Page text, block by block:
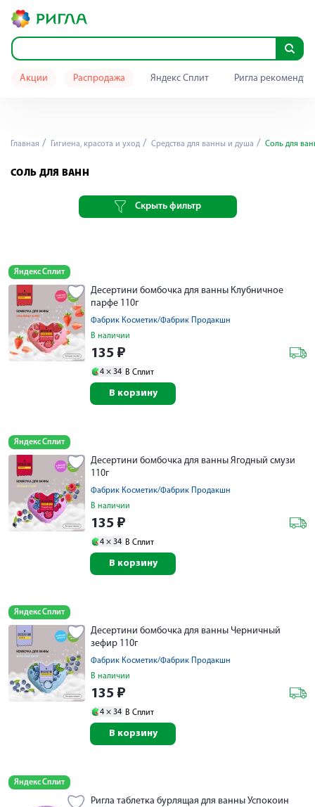
Акции Распродажа Яндекс Сплит Ригла
Главная Гигиена, красота и уход Средства для ванны и душа Соль для
СОЛЬ ДЛЯ ВАНН
Скрыть фильтр
Яндекс Сплит
Десертини бомбочка для ванны Клубничное
парфе 110г
Фабрик Косметик/Фабрик Продакшн
В наличии
135 ₽
4 × 34 В Сплит
В корзину
Яндекс Сплит
Десертини бомбочка для ванны Ягодный смузи
110г
Фабрик Косметик/Фабрик Продакшн
В наличии
135 ₽
4 × 34 В Сплит
В корзину
Яндекс Сплит
Десертини бомбочка для ванны Черничный
зефир 110г
Фабрик Косметик/Фабрик Продакшн
В наличии
135 ₽
4 × 34 В Сплит
В корзину
Яндекс Сплит
Ригла таблетка бурлящая для ванны Успокоин